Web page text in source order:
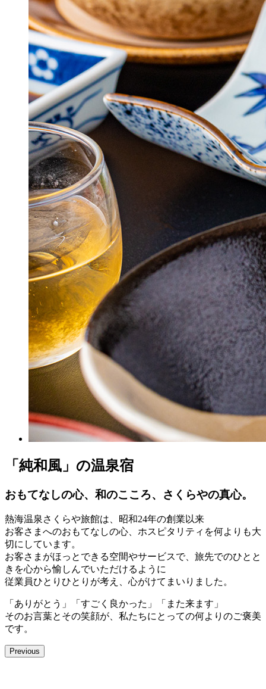
「純和風」の温泉宿
おもてなしの心、和のこころ、さくらやの真心。
熱海温泉さくらや旅館は、昭和24年の創業以来
お客さまへのおもてなしの心、ホスピタリティを何よりも大
切にしています。
お客さまがほっとできる空間やサービスで、旅先でのひとと
きを心から愉しんでいただけるように
従業員ひとりひとりが考え、心がけてまいりました。
「ありがとう」「すごく良かった」「また来ます」
そのお言葉とその笑顔が、私たちにとっての何よりのご褒美
です。
Previous